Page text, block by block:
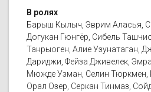
В ролях
Барыш Кылыч, Эврим Аласья,
Догукан Гюнгёр, Сибель
Танрыоген, Алие Узунатаган,
Дариджи, Фейза Дживелек,
Мюжде Узман, Селин Тюркмен,
Орал Озер, Серкан Тинмаз,